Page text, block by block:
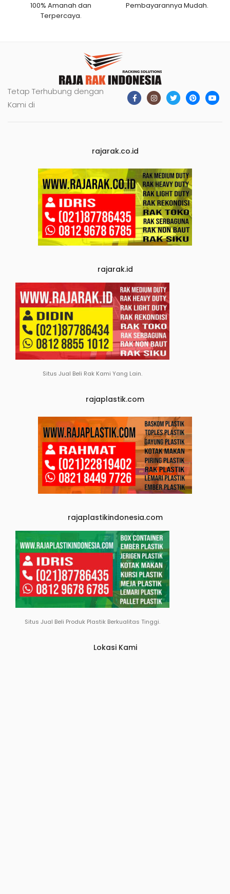
100% Amanah dan
Terpercaya.
Pembayarannya Mudah.
Tetap Terhubung dengan
Kami di
rajarak.co.id
rajarak.id
Situs Jual Beli Rak Kami Yang Lain.
rajaplastik.com
rajaplastikindonesia.com
Situs Jual Beli Produk Plastik Berkualitas Tinggi.
Lokasi Kami